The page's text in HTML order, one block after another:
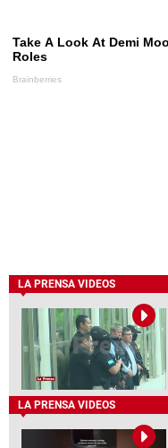
LA PRENSA VIDEOS
LA PRENSA VIDEOS